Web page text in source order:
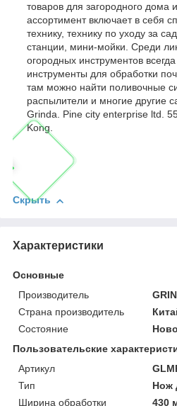
товаров для загородного дома
ассортимент включает в себя
технику, технику по уходу за
станции, мини-мойки. Среди
огородных инструментов
инструменты для обработки
там можно найти поливочные
распылители и многие другие
Grinda. Pine city enterprise ltd.
Kong.
Скрыть
Характеристики
Основные
Производитель
Страна производитель
Состояние
Пользовательские
Артикул
Тип
Нож
Ширина обработки
430